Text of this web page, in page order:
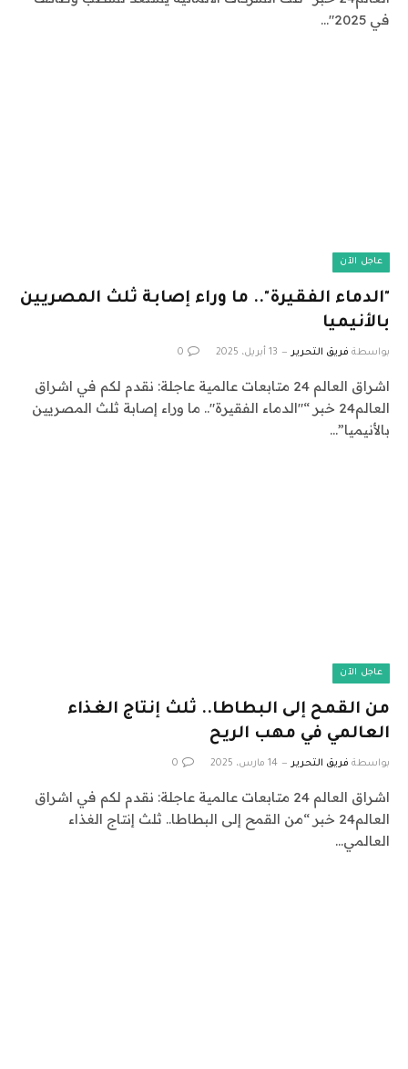
في 2025″…
عاجل الآن
"الدماء الفقيرة".. ما وراء إصابة ثلث المصريين
بالأنيميا
بواسطة فريق التحرير 13 أبريل، 2025 0
اشراق العالم 24 متابعات عالمية عاجلة: نقدم لكم في اشراق
العالم24 خبر “"الدماء الفقيرة".. ما وراء إصابة ثلث المصريين
بالأنيميا”…
عاجل الآن
من القمح إلى البطاطا.. ثلث إنتاج الغذاء
العالمي في مهب الريح
بواسطة فريق التحرير 14 مارس، 2025 0
اشراق العالم 24 متابعات عالمية عاجلة: نقدم لكم في اشراق
العالم24 خبر “من القمح إلى البطاطا.. ثلث إنتاج الغذاء
العالمي…